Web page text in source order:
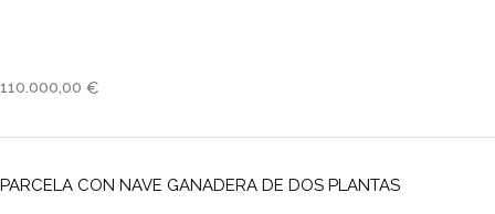
110.000,00 €
PARCELA CON NAVE GANADERA DE DOS PLANTAS